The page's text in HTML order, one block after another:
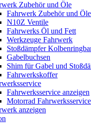
Zubehör und Öle
Fahrwerk Zubehör und
N10Z Ventile
Fahrwerks Öl und Fett
Werkzeuge Fahrwerk
Stoßdämpfer
Gabelbuchsen
Shim für Gabel und
Fahrwerkskoffer
Fahrwerksservice anzeigen
Motorrad Fahrwerksservice
anzeigen